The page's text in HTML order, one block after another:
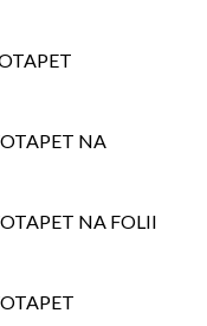
NA
NA FOLII